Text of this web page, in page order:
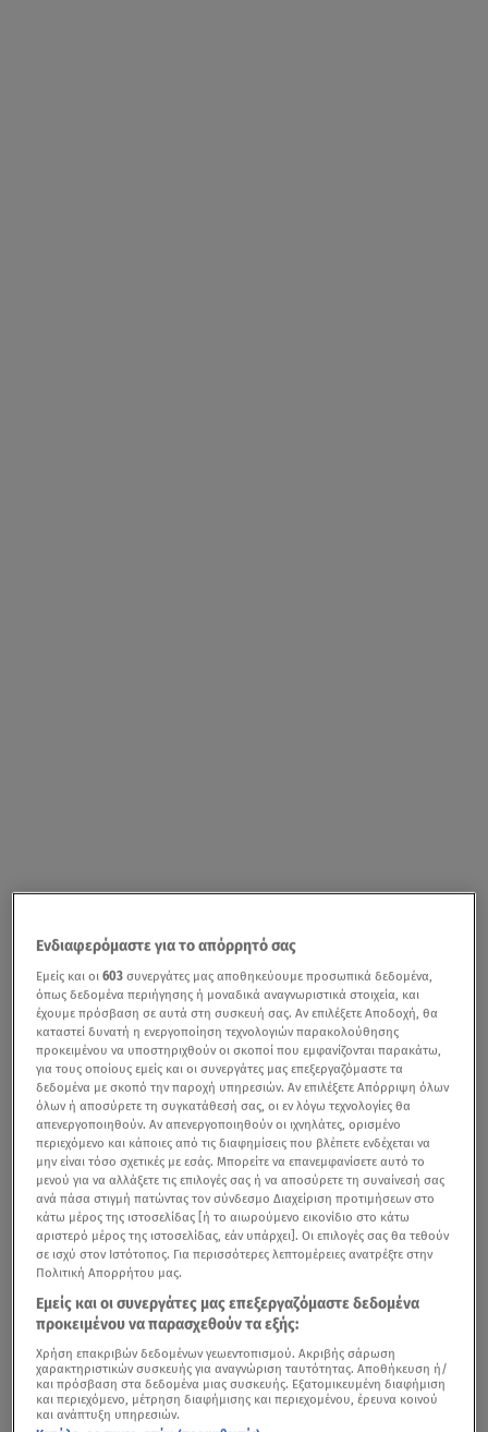
Τρόμος στην Κωνσταντινούπολη από την έκρηξη βόμβας / Βίντεο από το
κεντρικό δελτίο ειδήσεων του Star
Νέα βίντεο από την τραγωδία στηνΚωνσταντινούπολη
έρχονται στο φως. Η στιγμή που η ύποπτη για την
επίθεση τρέχει πανικόβλητη και η κινηματογραφική
σύλληψή της. «Αν δεν την πιάναμε, θα έφευγε στην
Ελλάδα», δήλωσε ο υπουργός Εσωτερικών της Τουρκίας,
Σουλεϊμάν Σοϊλού, εμπλέκοντας έμμεσα τη χώρα μας
στη βομβιστική επίθεση.
Ενδιαφερόμαστε για το απόρρητό σας
Εμείς και οι603 συνεργάτες μας αποθηκεύουμε προσωπικά δεδομένα,
όπως δεδομένα περιήγησης ή μοναδικά αναγνωριστικά στοιχεία, και
έχουμε πρόσβαση σε αυτά στη συσκευή σας. Αν επιλέξετε Αποδοχή, θα
καταστεί δυνατή η ενεργοποίηση τεχνολογιών παρακολούθησης
προκειμένου να υποστηριχθούν οι σκοποί που εμφανίζονται παρακάτω,
για τους οποίους εμείς και οι συνεργάτες μας επεξεργαζόμαστε τα
δεδομένα με σκοπό την παροχή υπηρεσιών. Αν επιλέξετε Απόρριψη όλων
όλων ή αποσύρετε τη συγκατάθεσή σας, οι εν λόγω τεχνολογίες θα
απενεργοποιηθούν. Αν απενεργοποιηθούν οι ιχνηλάτες, ορισμένο
περιεχόμενο και κάποιες από τις διαφημίσεις που βλέπετε ενδέχεται να
μην είναι τόσο σχετικές με εσάς. Μπορείτε να επανεμφανίσετε αυτό το
μενού για να αλλάξετε τις επιλογές σας ή να αποσύρετε τη συναίνεσή σας
ανά πάσα στιγμή πατώντας τον σύνδεσμο Διαχείριση προτιμήσεων στο
κάτω μέρος της ιστοσελίδας [ή το αιωρούμενο εικονίδιο στο κάτω
αριστερό μέρος της ιστοσελίδας, εάν υπάρχει]. Οι επιλογές σας θα τεθούν
σε ισχύ στον Ιστότοπος. Για περισσότερες λεπτομέρειες ανατρέξτε στην
Πολιτική Απορρήτου μας.
Εμείς και οι συνεργάτες μας επεξεργαζόμαστε δεδομένα
προκειμένου να παρασχεθούν τα εξής:
Χρήση επακριβών δεδομένων γεωεντοπισμού. Ακριβής σάρωση
χαρακτηριστικών συσκευής για αναγνώριση ταυτότητας. Αποθήκευση ή/
και πρόσβαση στα δεδομένα μιας συσκευής. Εξατομικευμένη διαφήμιση
και περιεχόμενο, μέτρηση διαφήμισης και περιεχομένου, έρευνα κοινού
και ανάπτυξη υπηρεσιών.